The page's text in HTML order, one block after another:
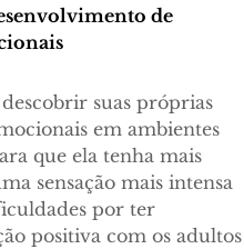
de
suas próprias
em ambientes
que ela tenha mais
sensação mais intensa
por ter
positiva com os adultos